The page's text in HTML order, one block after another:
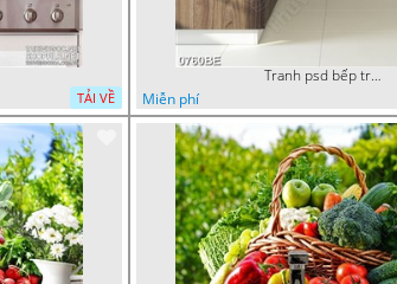
TẢI VỀ
Tranh psd bếp trái cây tươi mọng nước
Miễn phí